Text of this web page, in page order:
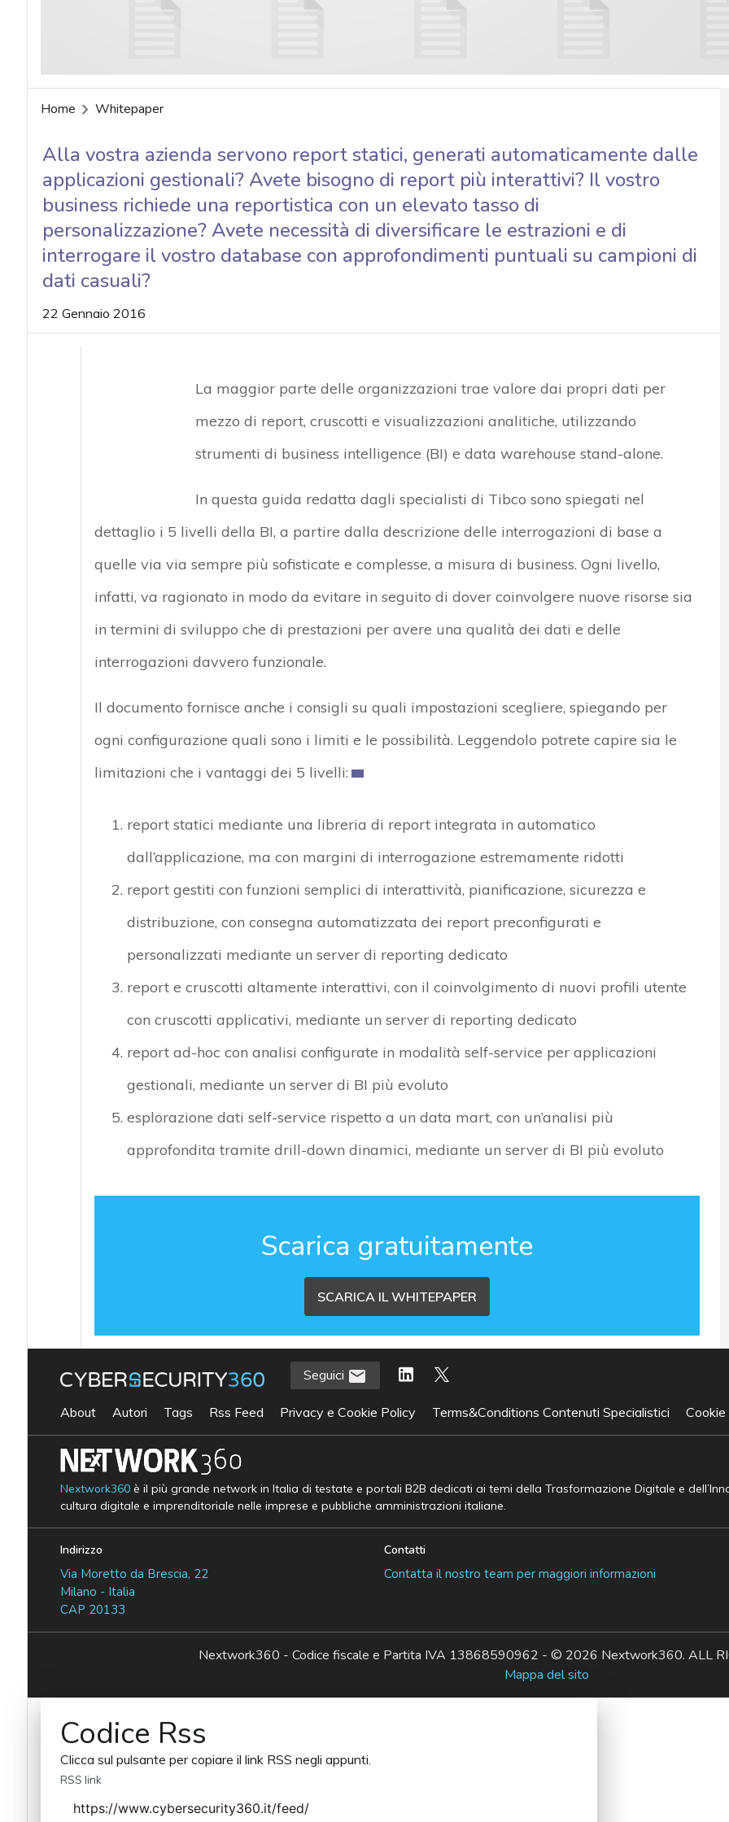
Home Whitepaper
Alla vostra azienda servono report statici, generati automaticamente dalle
applicazioni gestionali? Avete bisogno di report più interattivi? Il vostro
business richiede una reportistica con un elevato tasso di
personalizzazione? Avete necessità di diversificare le estrazioni e di
interrogare il vostro database con approfondimenti puntuali su campioni di
dati casuali?
22 Gennaio 2016
La maggior parte delle organizzazioni trae valore dai propri dati per
mezzo di report, cruscotti e visualizzazioni analitiche, utilizzando
strumenti di business intelligence (BI) e data warehouse stand-alone.
In questa guida redatta dagli specialisti di Tibco sono spiegati nel
dettaglio i 5 livelli della BI, a partire dalla descrizione delle interrogazioni di base a
quelle via via sempre più sofisticate e complesse, a misura di business. Ogni livello,
infatti, va ragionato in modo da evitare in seguito di dover coinvolgere nuove risorse sia
in termini di sviluppo che di prestazioni per avere una qualità dei dati e delle
interrogazioni davvero funzionale.
Il documento fornisce anche i consigli su quali impostazioni scegliere, spiegando per
ogni configurazione quali sono i limiti e le possibilità. Leggendolo potrete capire sia le
limitazioni che i vantaggi dei 5 livelli:
report statici mediante una libreria di report integrata in automatico
dall’applicazione, ma con margini di interrogazione estremamente ridotti
report gestiti con funzioni semplici di interattività, pianificazione, sicurezza e
distribuzione, con consegna automatizzata dei report preconfigurati e
personalizzati mediante un server di reporting dedicato
report e cruscotti altamente interattivi, con il coinvolgimento di nuovi profili utente
con cruscotti applicativi, mediante un server di reporting dedicato
report ad-hoc con analisi configurate in modalità self-service per applicazioni
gestionali, mediante un server di BI più evoluto
esplorazione dati self-service rispetto a un data mart, con un’analisi più
approfondita tramite drill-down dinamici, mediante un server di BI più evoluto
Scarica gratuitamente
SCARICA IL WHITEPAPER
Seguici
About Autori Tags Rss Feed Privacy e Cookie Policy Terms&Conditions Contenuti Specialistici
Nextwork360è il più grande network in Italia di testate e portali B2B dedicati ai temi della Trasformazione Digitale e
cultura digitale e imprenditoriale nelle imprese e pubbliche amministrazioni italiane.
Indirizzo
Via Moretto da Brescia, 22
Milano - Italia
CAP 20133
Contatti
Contatta il nostro team per maggiori informazioni
Nextwork360 - Codice fiscale e Partita IVA 13868590962 - © 2026 Nextwork360. ALL
Mappa del sito
Codice Rss
Clicca sul pulsante per copiare il link RSS negli appunti.
RSS link